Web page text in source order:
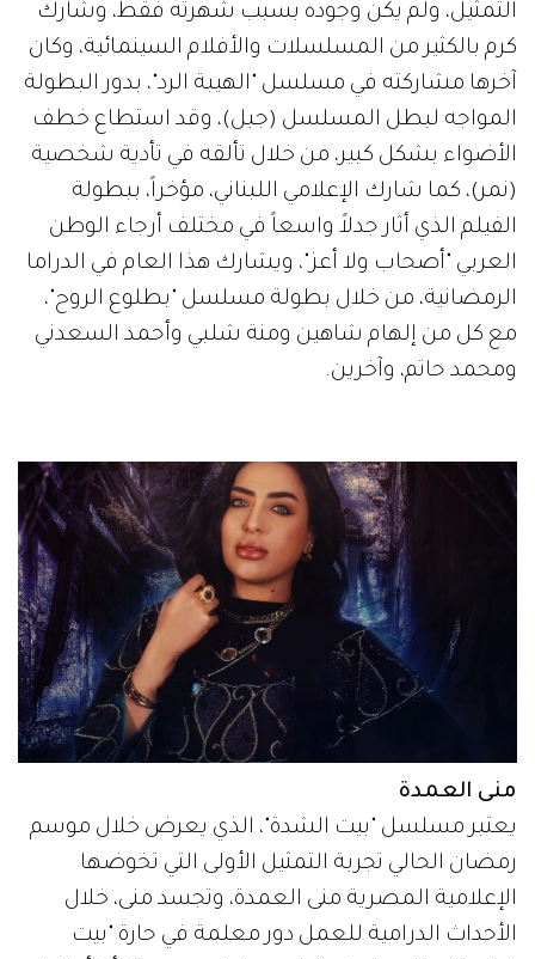
التمثيل، ولم يكن وجوده بسبب شهرته فقط، وشارك
كرم بالكثير من المسلسلات والأفلام السينمائية، وكان
آخرها مشاركته في مسلسل "الهيبة الرد"، بدور البطولة
المواجه لبطل المسلسل (جبل)، وقد استطاع خطف
الأضواء بشكل كبير، من خلال تألقه في تأدية شخصية
(نمر)، كما شارك الإعلامي اللبناني، مؤخراً، ببطولة
الفيلم الذي أثار جدلاً واسعاً في مختلف أرجاء الوطن
العربي "أصحاب ولا أعز"، ويشارك هذا العام في الدراما
الرمضانية، من خلال بطولة مسلسل "بطلوع الروح"،
مع كل من إلهام شاهين ومنة شلبي وأحمد السعدني
ومحمد حاتم، وآخرين.
منى العمدة
يعتبر مسلسل "بيت الشدة"، الذي يعرض خلال موسم
رمضان الحالي تجربة التمثيل الأولى التي تخوضها
الإعلامية المصرية منى العمدة، وتجسد منى، خلال
الأحداث الدرامية للعمل دور معلمة في حارة "بيت